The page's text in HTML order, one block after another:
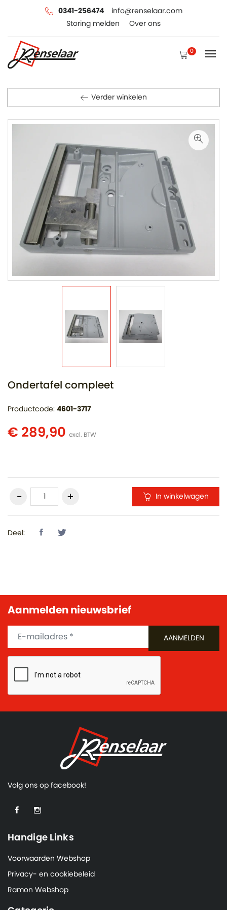
0341-256474
info@renselaar.com
Storing melden
Over ons
0
Verder winkelen
Ondertafel compleet
Productcode: 4601-3717
€ 289,90 excl. BTW
In winkelwagen
Deel:
Aanmelden nieuwsbrief
Volg ons op facebook!
Handige Links
Voorwaarden Webshop
Privacy- en cookiebeleid
Ramon Webshop